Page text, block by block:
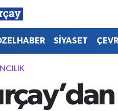
SİYASET